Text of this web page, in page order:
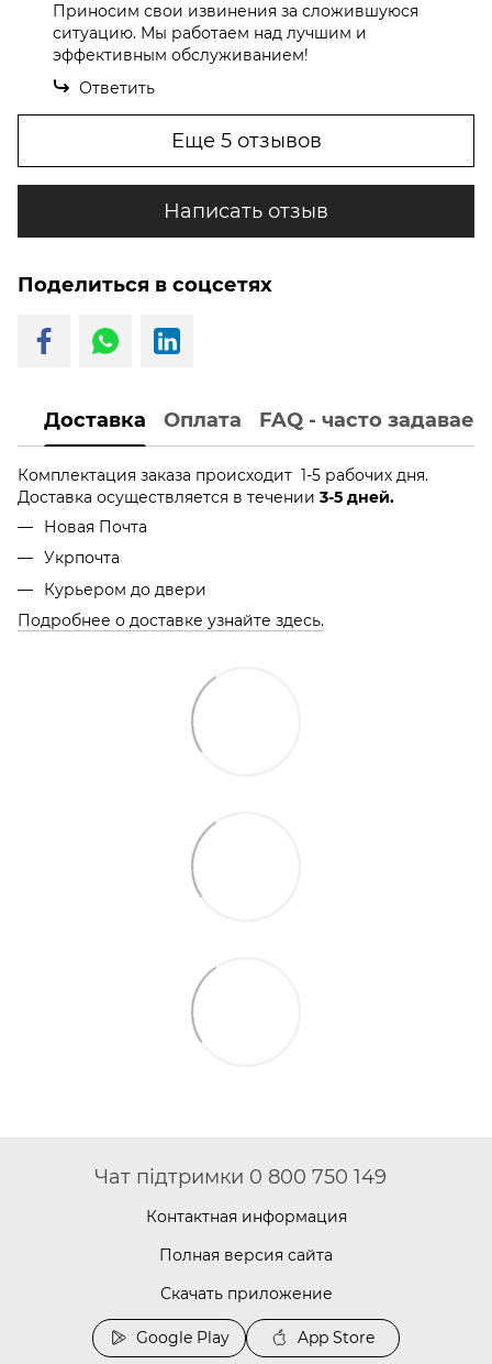
Приносим свои извинения за сложившуюся
ситуацию. Мы работаем над лучшим и
эффективным обслуживанием!
Ответить
Еще 5 отзывов
Написать отзыв
Поделиться в соцсетях
Доставка Оплата FAQ - часто
Комплектация заказа происходит 1-5 рабочих дня.
Доставка осуществляется в течении 3-5 дней.
Новая Почта
Укрпочта
Курьером до двери
Подробнее о доставке узнайте здесь.
Чат підтримки 0 800 750 149
Контактная информация
Полная версия сайта
Скачать приложение
Google Play App Store